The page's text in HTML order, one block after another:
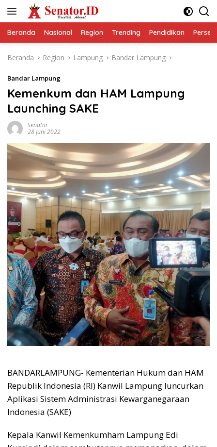
Beranda Nasional Region Trending Pendidikan
Beranda Region Lampung Bandar Lampung
Bandar Lampung
Kemenkum dan HAM Lampung
Launching SAKE
Senator
28 Juni 2022
BANDARLAMPUNG- Kementerian Hukum dan HAM
Republik Indonesia (RI) Kanwil Lampung luncurkan
Aplikasi Sistem Administrasi Kewarganegaraan
Indonesia (SAKE)
Kepala Kanwil Kemenkumham Lampung Edi